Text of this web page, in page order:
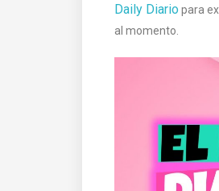
Daily Diariopara
al momento.